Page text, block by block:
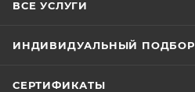
ВСЕ УСЛУГИ
ИНДИВИДУАЛЬНЫЙ ПОДБОР
СЕРТИФИКАТЫ